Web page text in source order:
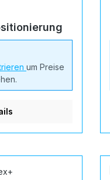
um Preise